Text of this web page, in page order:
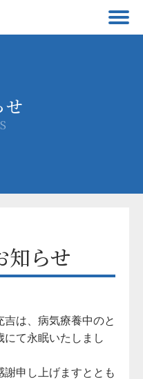
せ
知らせ
は、病気療養中のと
にて永眠いたしまし
謝申し上げますととも